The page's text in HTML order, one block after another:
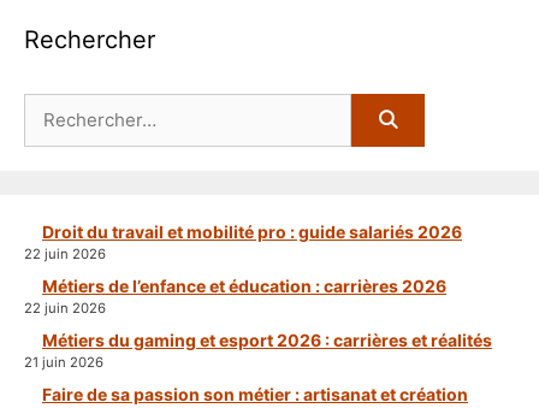
Rechercher
Droit du travail et mobilité pro : guide salariés 2026
22 juin 2026
Métiers de l’enfance et éducation : carrières 2026
22 juin 2026
Métiers du gaming et esport 2026 : carrières et réalités
21 juin 2026
Faire de sa passion son métier : artisanat et création